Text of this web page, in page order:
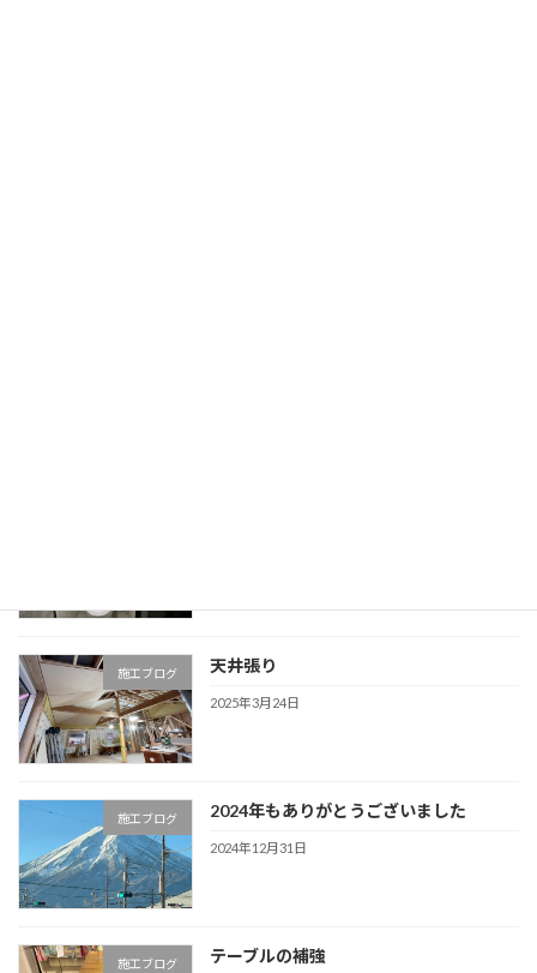
施工ブログ 天井張り
2025年3月24日
施工ブログ 2024年もありがとうございました
2024年12月31日
施工ブログ テーブルの補強